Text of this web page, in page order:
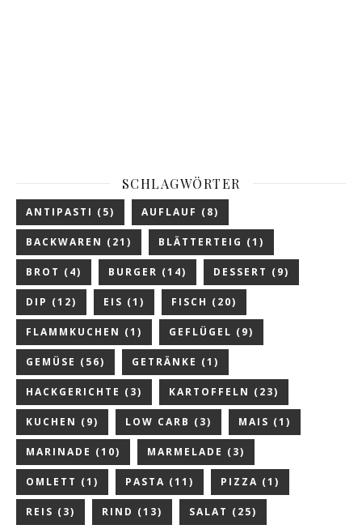
SCHLAGWÖRTER
ANTIPASTI (5) AUFLAUF (8)
BACKWAREN (21) BLÄTTERTEIG (1)
BROT (4) BURGER (14) DESSERT (9)
DIP (12) EIS (1) FISCH (20)
FLAMMKUCHEN (1) GEFLÜGEL (9)
GEMÜSE (56) GETRÄNKE (1)
HACKGERICHTE (3) KARTOFFELN (23)
KUCHEN (9) LOW CARB (3) MAIS (1)
MARINADE (10) MARMELADE (3)
OMLETT (1) PASTA (11) PIZZA (1)
REIS (3) RIND (13) SALAT (25)